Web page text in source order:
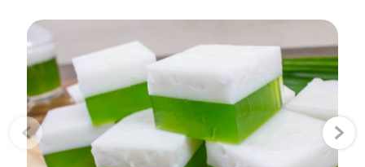
ความยั่งยืน
เกี่ยวกับเรา
‹ ›